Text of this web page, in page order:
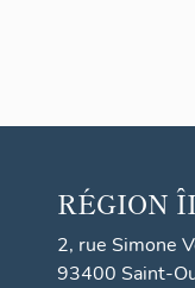
RÉGION
2, rue Simone
93400 Saint-